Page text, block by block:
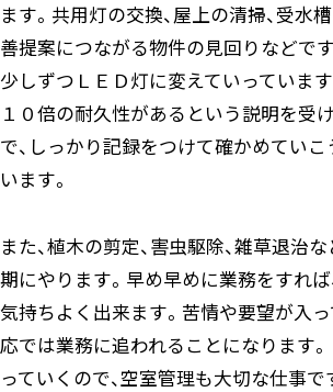
ます。共用灯の交換、屋上の清掃、受水
善提案につながる物件の見回りなどで
少しずつＬＥＤ灯に変えていっていま
１０倍の耐久性があるという説明を受
で、しっかり記録をつけて確かめていこ
います。
また、植木の剪定、害虫駆除、雑草退治
期にやります。早め早めに業務をすれば
気持ちよく出来ます。苦情や要望が入
応では業務に追われることになります
っていくので、空室管理も大切な仕事で